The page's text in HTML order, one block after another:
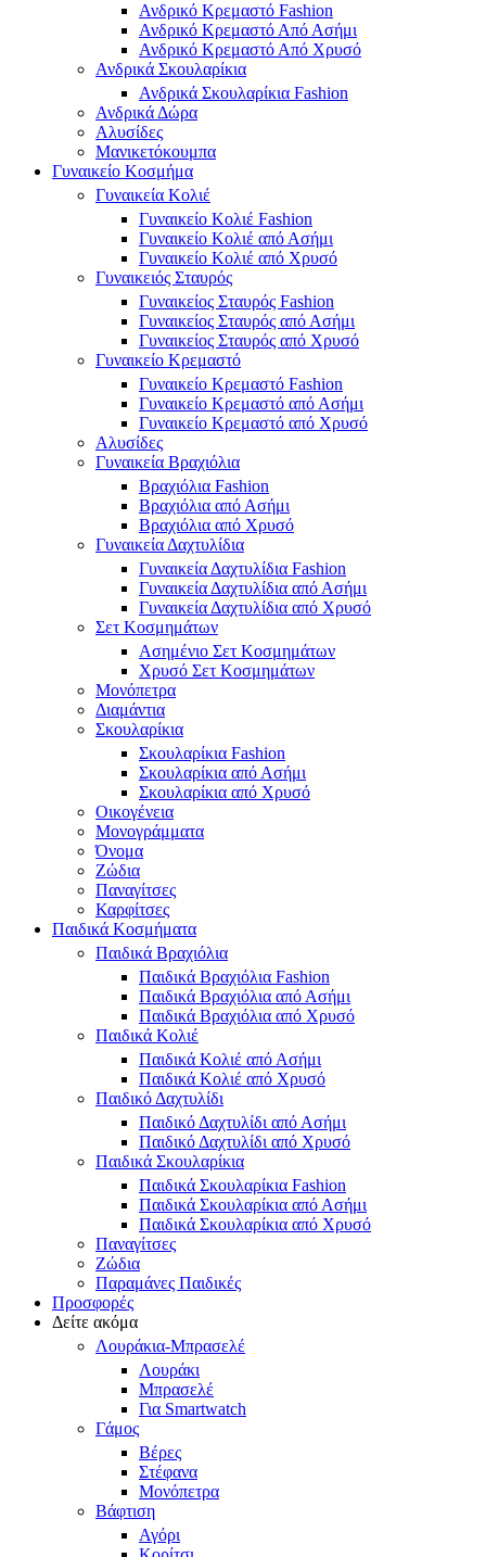
Ανδρικό Κρεμαστό Fashion
Ανδρικό Κρεμαστό Από Ασήμι
Ανδρικό Κρεμαστό Από Χρυσό
Ανδρικά Σκουλαρίκια
Ανδρικά Σκουλαρίκια Fashion
Ανδρικά Δώρα
Αλυσίδες
Μανικετόκουμπα
Γυναικείο Κοσμήμα
Γυναικεία Κολιέ
Γυναικείο Κολιέ Fashion
Γυναικείο Κολιέ από Ασήμι
Γυναικείο Κολιέ από Χρυσό
Γυναικειός Σταυρός
Γυναικείος Σταυρός Fashion
Γυναικείος Σταυρός από Ασήμι
Γυναικείος Σταυρός από Χρυσό
Γυναικείο Κρεμαστό
Γυναικείο Κρεμαστό Fashion
Γυναικείο Κρεμαστό από Ασήμι
Γυναικείο Κρεμαστό από Χρυσό
Αλυσίδες
Γυναικεία Βραχιόλια
Βραχιόλια Fashion
Βραχιόλια από Ασήμι
Βραχιόλια από Χρυσό
Γυναικεία Δαχτυλίδια
Γυναικεία Δαχτυλίδια Fashion
Γυναικεία Δαχτυλίδια από Ασήμι
Γυναικεία Δαχτυλίδια από Χρυσό
Σετ Κοσμημάτων
Ασημένιο Σετ Κοσμημάτων
Χρυσό Σετ Κοσμημάτων
Μονόπετρα
Διαμάντια
Σκουλαρίκια
Σκουλαρίκια Fashion
Σκουλαρίκια από Ασήμι
Σκουλαρίκια από Χρυσό
Οικογένεια
Μονογράμματα
Όνομα
Ζώδια
Παναγίτσες
Καρφίτσες
Παιδικά Κοσμήματα
Παιδικά Βραχιόλια
Παιδικά Βραχιόλια Fashion
Παιδικά Βραχιόλια από Ασήμι
Παιδικά Βραχιόλια από Χρυσό
Παιδικά Κολιέ
Παιδικά Κολιέ από Ασήμι
Παιδικά Κολιέ από Χρυσό
Παιδικό Δαχτυλίδι
Παιδικό Δαχτυλίδι από Ασήμι
Παιδικό Δαχτυλίδι από Χρυσό
Παιδικά Σκουλαρίκια
Παιδικά Σκουλαρίκια Fashion
Παιδικά Σκουλαρίκια από Ασήμι
Παιδικά Σκουλαρίκια από Χρυσό
Παναγίτσες
Ζώδια
Παραμάνες Παιδικές
Προσφορές
Δείτε ακόμα
Λουράκια-Μπρασελέ
Λουράκι
Μπρασελέ
Για Smartwatch
Γάμος
Βέρες
Στέφανα
Μονόπετρα
Βάφτιση
Αγόρι